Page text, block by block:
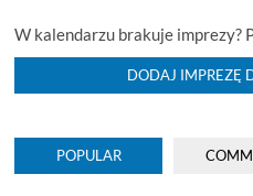
W kalendarzu brakuje imprezy?
DODAJ IMPREZĘ
POPULAR